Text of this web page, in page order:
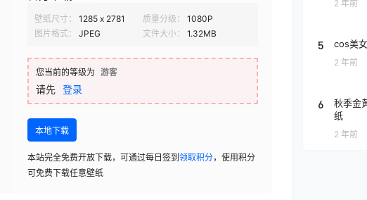
壁纸尺寸： 1285 x 2781 质量分级：
1080P
图片格式：
JPEG 文件大小： 1.32MB
您当前的等级为 游客
请先 登录
本地下载
本站完全免费开放下载，可通过每日签到 领取积分，使用积分
可免费下载任意壁纸
2 年前
5 cos美
2 年前
6
秋季金
纸
2 年前